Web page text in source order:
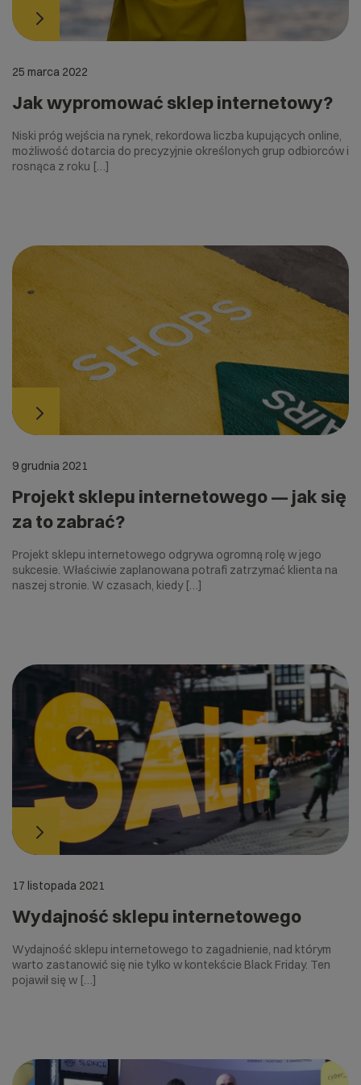
25 marca 2022
Jak wypromować sklep internetowy?
Niski próg wejścia na rynek, rekordowa liczba kupujących online,
możliwość dotarcia do precyzyjnie określonych grup odbiorców i
rosnąca z roku […]
9 grudnia 2021
Projekt sklepu internetowego — jak się
za to zabrać?
Projekt sklepu internetowego odgrywa ogromną rolę w jego
sukcesie. Właściwie zaplanowana potrafi zatrzymać klienta na
naszej stronie. W czasach, kiedy […]
17 listopada 2021
Wydajność sklepu internetowego
Wydajność sklepu internetowego to zagadnienie, nad którym
warto zastanowić się nie tylko w kontekście Black Friday. Ten
pojawił się w […]